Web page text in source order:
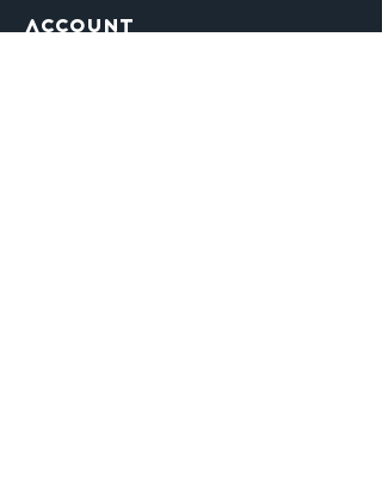
Account